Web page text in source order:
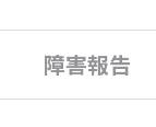
障害報告